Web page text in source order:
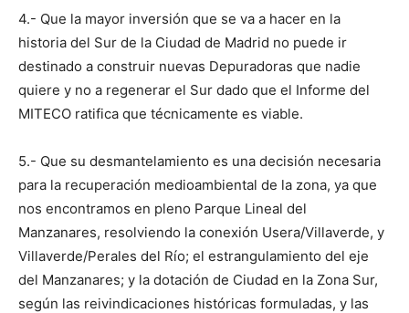
4.- Que la mayor inversión que se va a hacer en la
historia del Sur de la Ciudad de Madrid no puede ir
destinado a construir nuevas Depuradoras que nadie
quiere y no a regenerar el Sur dado que el Informe del
MITECO ratifica que técnicamente es viable.
5.- Que su desmantelamiento es una decisión necesaria
para la recuperación medioambiental de la zona, ya que
nos encontramos en pleno Parque Lineal del
Manzanares, resolviendo la conexión Usera/Villaverde, y
Villaverde/Perales del Río; el estrangulamiento del eje
del Manzanares; y la dotación de Ciudad en la Zona Sur,
según las reivindicaciones históricas formuladas, y las